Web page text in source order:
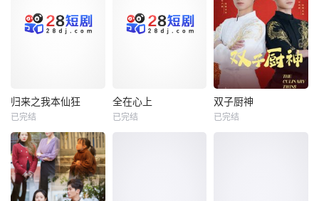
归来之我本仙狂
归来之我本仙狂
已完结
全在心上
全在心上
已完结
双子厨神
双子厨神
已完结